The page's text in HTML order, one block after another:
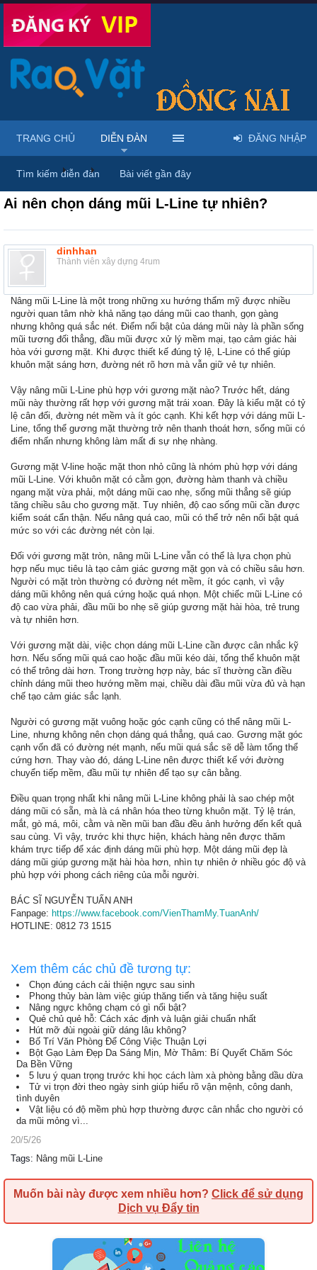
Diễn đàn ... Mỹ phẩm & spa làm đẹp tại Đồng Nai
Ai nên chọn dáng mũi L-Line tự nhiên?
dinhhan
Thành viên xây dựng 4rum
Nâng mũi L-Line là một trong những xu hướng thẩm mỹ được nhiều
người quan tâm nhờ khả năng tạo dáng mũi cao thanh, gọn gàng
nhưng không quá sắc nét. Điểm nổi bật của dáng mũi này là phần sống
mũi tương đối thẳng, đầu mũi được xử lý mềm mại, tạo cảm giác hài
hòa với gương mặt. Khi được thiết kế đúng tỷ lệ, L-Line có thể giúp
khuôn mặt sáng hơn, đường nét rõ hơn mà vẫn giữ vẻ tự nhiên.
Vậy nâng mũi L-Line phù hợp với gương mặt nào? Trước hết, dáng
mũi này thường rất hợp với gương mặt trái xoan. Đây là kiểu mặt có tỷ
lệ cân đối, đường nét mềm và ít góc cạnh. Khi kết hợp với dáng mũi L-
Line, tổng thể gương mặt thường trở nên thanh thoát hơn, sống mũi có
điểm nhấn nhưng không làm mất đi sự nhẹ nhàng.
Gương mặt V-line hoặc mặt thon nhỏ cũng là nhóm phù hợp với dáng
mũi L-Line. Với khuôn mặt có cằm gọn, đường hàm thanh và chiều
ngang mặt vừa phải, một dáng mũi cao nhẹ, sống mũi thẳng sẽ giúp
tăng chiều sâu cho gương mặt. Tuy nhiên, độ cao sống mũi cần được
kiểm soát cẩn thận. Nếu nâng quá cao, mũi có thể trở nên nổi bật quá
mức so với các đường nét còn lại.
Đối với gương mặt tròn, nâng mũi L-Line vẫn có thể là lựa chọn phù
hợp nếu mục tiêu là tạo cảm giác gương mặt gọn và có chiều sâu hơn.
Người có mặt tròn thường có đường nét mềm, ít góc cạnh, vì vậy
dáng mũi không nên quá cứng hoặc quá nhọn. Một chiếc mũi L-Line có
độ cao vừa phải, đầu mũi bo nhẹ sẽ giúp gương mặt hài hòa, trẻ trung
và tự nhiên hơn.
Với gương mặt dài, việc chọn dáng mũi L-Line cần được cân nhắc kỹ
hơn. Nếu sống mũi quá cao hoặc đầu mũi kéo dài, tổng thể khuôn mặt
có thể trông dài hơn. Trong trường hợp này, bác sĩ thường cần điều
chỉnh dáng mũi theo hướng mềm mại, chiều dài đầu mũi vừa đủ và hạn
chế tạo cảm giác sắc lạnh.
Người có gương mặt vuông hoặc góc cạnh cũng có thể nâng mũi L-
Line, nhưng không nên chọn dáng quá thẳng, quá cao. Gương mặt góc
cạnh vốn đã có đường nét mạnh, nếu mũi quá sắc sẽ dễ làm tổng thể
cứng hơn. Thay vào đó, dáng L-Line nên được thiết kế với đường
chuyển tiếp mềm, đầu mũi tự nhiên để tạo sự cân bằng.
Điều quan trọng nhất khi nâng mũi L-Line không phải là sao chép một
dáng mũi có sẵn, mà là cá nhân hóa theo từng khuôn mặt. Tỷ lệ trán,
mắt, gò má, môi, cằm và nền mũi ban đầu đều ảnh hưởng đến kết quả
sau cùng. Vì vậy, trước khi thực hiện, khách hàng nên được thăm
khám trực tiếp để xác định dáng mũi phù hợp. Một dáng mũi đẹp là
dáng mũi giúp gương mặt hài hòa hơn, nhìn tự nhiên ở nhiều góc độ và
phù hợp với phong cách riêng của mỗi người.
BÁC SĨ NGUYỄN TUẤN ANH
Fanpage: https://www.facebook.com/VienThamMy.TuanAnh/
HOTLINE: 0812 73 1515
Xem thêm các chủ đề tương tự:
Chọn đúng cách cải thiện ngực sau sinh
Phong thủy bàn làm việc giúp thăng tiến và tăng hiệu suất
Nâng ngực không chạm có gì nổi bật?
Quẻ chủ quẻ hỗ: Cách xác định và luận giải chuẩn nhất
Hút mỡ đùi ngoài giữ dáng lâu không?
Bố Trí Văn Phòng Để Công Việc Thuận Lợi
Bột Gạo Làm Đẹp Da Sáng Mịn, Mờ Thâm: Bí Quyết Chăm Sóc
Da Bền Vững
5 lưu ý quan trọng trước khi học cách làm xà phòng bằng dầu dừa
Tử vi trọn đời theo ngày sinh giúp hiểu rõ vận mệnh, công danh,
tình duyên
Vật liệu có độ mềm phù hợp thường được cân nhắc cho người có
da mũi mỏng vì...
20/5/26
Tags: Nâng mũi L-Line
Muốn bài này được xem nhiều hơn? Click để sử dụng
Dịch vụ Đẩy tin
TRANG CHỦ DIỄN ĐÀN
Tìm kiếm diễn đàn Bài viết gần đây
ĐĂNG NHẬP